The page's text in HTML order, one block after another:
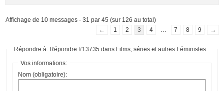
Affichage de 10 messages - 31 par 45 (sur 126 au total)
←
1 2 3 4 7 8 9 →
Répondre à: Répondre #13735 dans Films, séries et autres Féministes
Vos informations:
Nom (obligatoire):